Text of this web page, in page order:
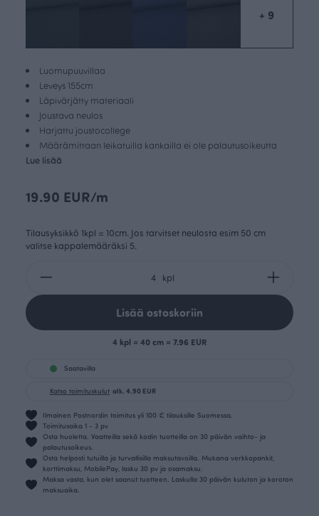
Luomupuuvillaa
Leveys 155cm
Läpivärjätty materiaali
Joustava neulos
Harjattu joustocollege
Määrämittaan leikatuilla kankailla ei ole palautusoikeutta
Lue lisää
+ 9
19.90 EUR/m
Tilausyksikkö 1kpl = 10cm. Jos tarvitset neulosta esim 50 cm
valitse kappalemääräksi 5.
kpl
Lisää ostoskoriin
4 kpl = 40 cm = 7.96 EUR
Saatavilla
Katso toimituskulut alk. 4.90 EUR
Ilmainen Postnordin toimitus yli 100 € tilauksille Suomessa.
Toimitusaika 1 - 3 pv
Osta huoletta. Vaatteilla sekä kodin tuotteilla on 30 päivän vaihto- ja
palautusoikeus.
Osta helposti tutuilla ja turvallisilla maksutavoilla. Mukana verkkopankit,
korttimaksu, MobilePay, lasku 30 pv ja osamaksu.
Maksa vasta, kun olet saanut tuotteen. Laskulla 30 päivän kuluton ja koroton
maksuaika.